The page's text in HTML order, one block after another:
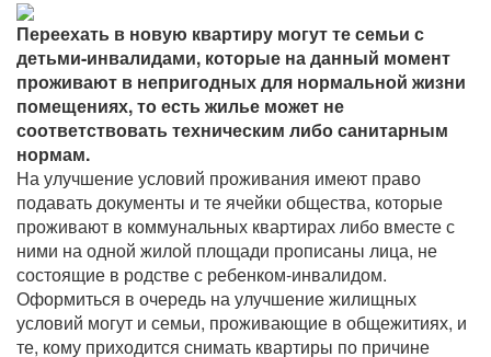
Переехать в новую квартиру могут те семьи с
детьми-инвалидами, которые на данный момент
проживают в непригодных для нормальной жизни
помещениях, то есть жилье может не
соответствовать техническим либо санитарным
нормам.
На улучшение условий проживания имеют право
подавать документы и те ячейки общества, которые
проживают в коммунальных квартирах либо вместе с
ними на одной жилой площади прописаны лица, не
состоящие в родстве с ребенком-инвалидом.
Оформиться в очередь на улучшение жилищных
условий могут и семьи, проживающие в общежитиях, и
те, кому приходится снимать квартиры по причине